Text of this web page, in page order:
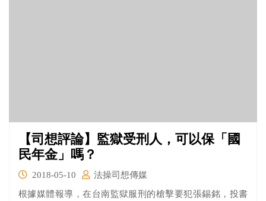
【司想評論】監獄受刑人，可以保「國
民年金」嗎？
2018-05-10
法操司想傳媒
根據媒體報導，在台南監獄服刑的槍擊要犯張錫銘，投書